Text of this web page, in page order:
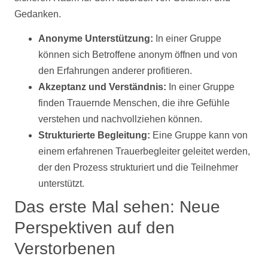
Gedanken.
Anonyme Unterstützung: In einer Gruppe
können sich Betroffene anonym öffnen und von
den Erfahrungen anderer profitieren.
Akzeptanz und Verständnis: In einer Gruppe
finden Trauernde Menschen, die ihre Gefühle
verstehen und nachvollziehen können.
Strukturierte Begleitung: Eine Gruppe kann von
einem erfahrenen Trauerbegleiter geleitet werden,
der den Prozess strukturiert und die Teilnehmer
unterstützt.
Das erste Mal sehen: Neue
Perspektiven auf den
Verstorbenen